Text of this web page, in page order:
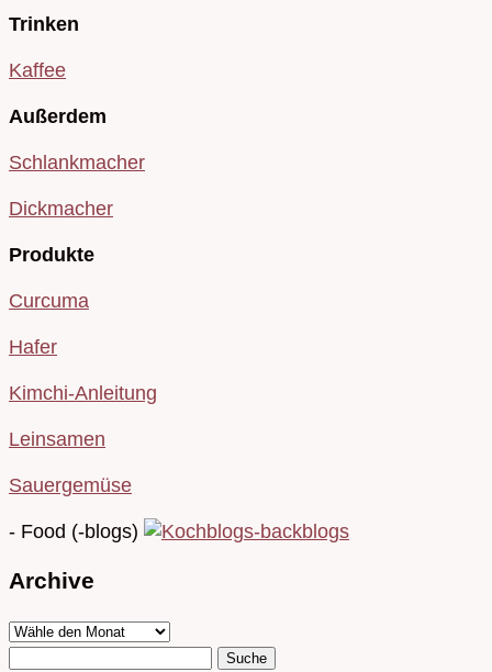
Trinken
Kaffee
Außerdem
Schlankmacher
Dickmacher
Produkte
Curcuma
Hafer
Kimchi-Anleitung
Leinsamen
Sauergemüse
- Food (-blogs)
Archive